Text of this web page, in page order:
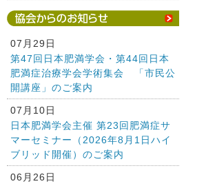
07月29日
第47回日本肥満学会・第44回日本
肥満症治療学会学術集会 「市民公
開講座」のご案内
07月10日
日本肥満学会主催 第23回肥満症サ
マーセミナー（2026年8月1日ハイ
ブリッド開催）のご案内
06月26日